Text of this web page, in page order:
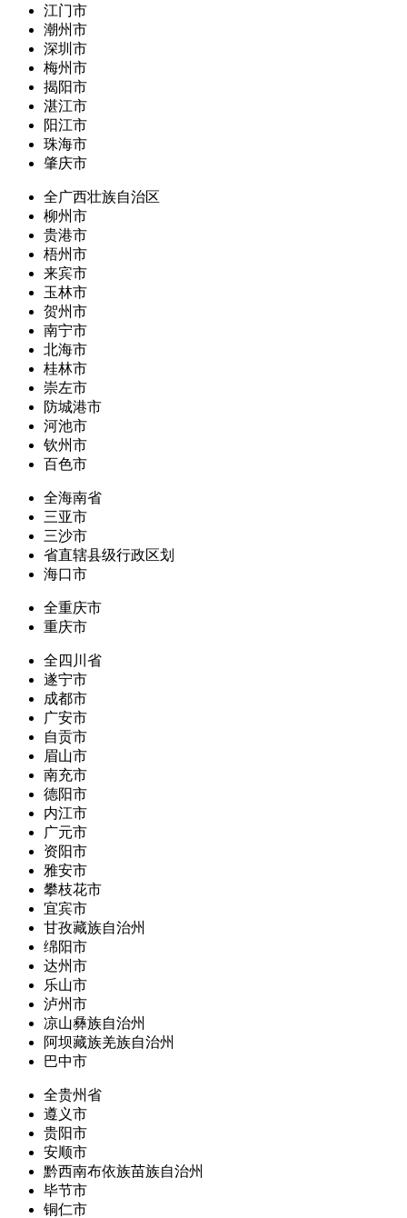
江门市
潮州市
深圳市
梅州市
揭阳市
湛江市
阳江市
珠海市
肇庆市
全广西壮族自治区
柳州市
贵港市
梧州市
来宾市
玉林市
贺州市
南宁市
北海市
桂林市
崇左市
防城港市
河池市
钦州市
百色市
全海南省
三亚市
三沙市
省直辖县级行政区划
海口市
全重庆市
重庆市
全四川省
遂宁市
成都市
广安市
自贡市
眉山市
南充市
德阳市
内江市
广元市
资阳市
雅安市
攀枝花市
宜宾市
甘孜藏族自治州
绵阳市
达州市
乐山市
泸州市
凉山彝族自治州
阿坝藏族羌族自治州
巴中市
全贵州省
遵义市
贵阳市
安顺市
黔西南布依族苗族自治州
毕节市
铜仁市